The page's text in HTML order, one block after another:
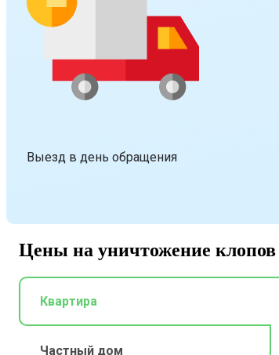
Выезд в день обращения
Цены на уничтожение клопов
Квартира
Частный дом